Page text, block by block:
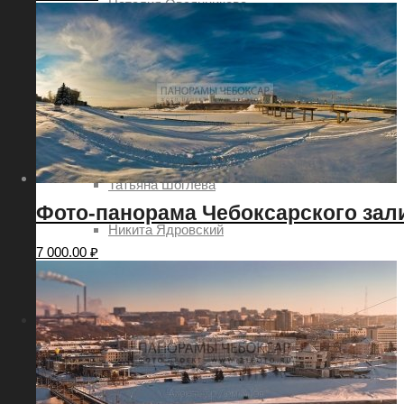
Наталия Овсянникова
Роман Петров
Руслан Акимов
Сергей Петров
Татьяна Шоглева
Никита Ядровский
Услуги
Заказ картин с видами городов
Фото-панорама Чебоксарского
7 000.00 ₽